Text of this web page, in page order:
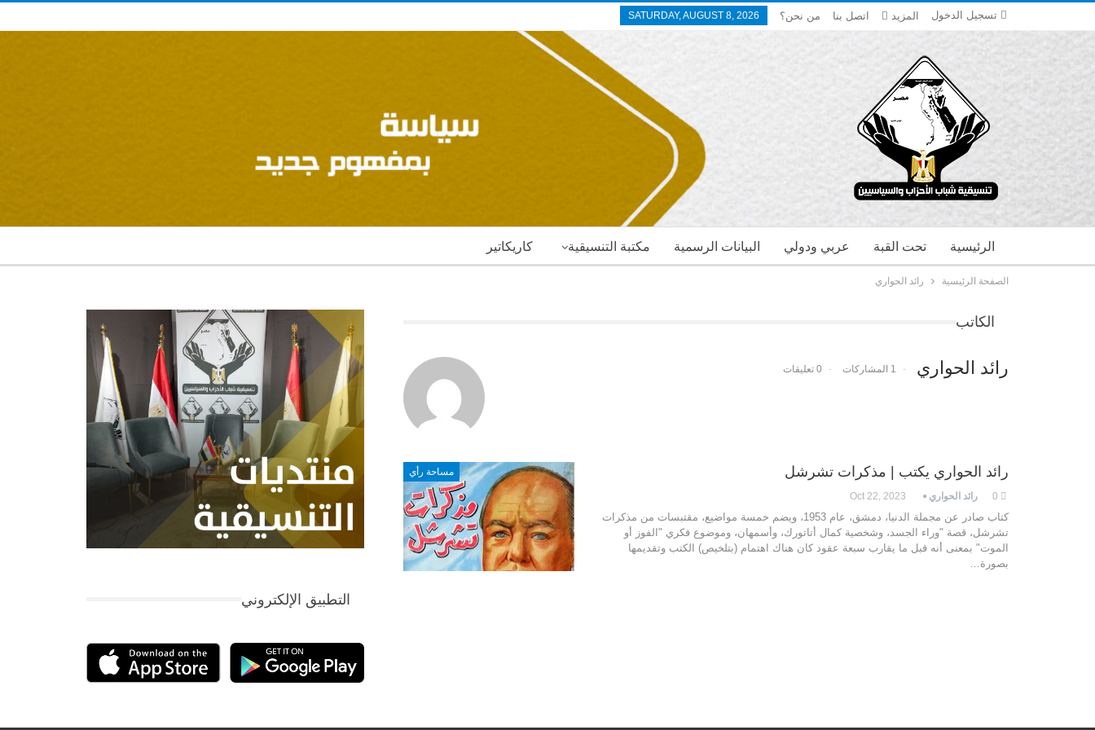
تسجيل الدخول SATURDAY, AUGUST 8, 2026 من نحن؟ اتصل بنا المزيد
كاريكاتير مكتبة التنسيقية البيانات الرسمية عربي ودولي تحت القبة الرئيسية
الصفحة الرئيسية رائد الحواري
الكاتب
رائد الحواري 1 المشاركات 0 تعليقات
مساحة رأي رائد الحواري يكتب | مذكرات تشرشل
رائد الحواري Oct 22, 2023
كتاب صادر عن مجملة الدنيا، دمشق، عام 1953، ويضم خمسة مواضيع، مقتبسات من مذكرات
تشرشل، قصة "وراء الجسد، وشخصية كمال أتاتورك، وأسمهان، وموضوع فكري "الفوز أو
الموت" بمعنى أنه قبل ما يقارب سبعة عقود كان هناك اهتمام (بتلخيص) الكتب وتقديمها
بصورة…
التطبيق الإلكتروني